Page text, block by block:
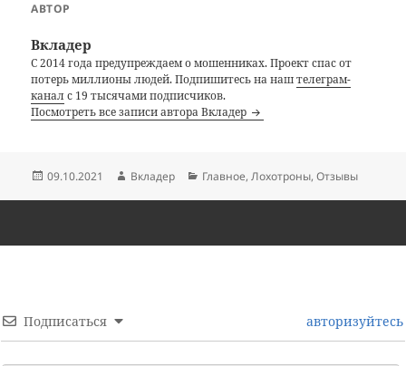
АВТОР
Вкладер
С 2014 года предупреждаем о мошенниках. Проект спас от
потерь миллионы людей. Подпишитесь на наштелеграм-
каналс 19 тысячами подписчиков.
Посмотреть все записи автора Вкладер
Опубликовано
09.10.2021 Автор
Вкладер Рубрики
Главное,Лохотроны,Отзывы
Подписаться авторизуйтесь